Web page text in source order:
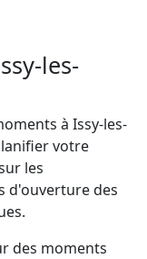
les-
à Issy-les-
votre
les
d'ouverture des
des moments